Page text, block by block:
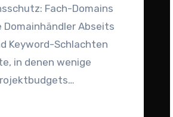
Fach-Domains
Abseits
Keyword-Schlachten
in denen wenige